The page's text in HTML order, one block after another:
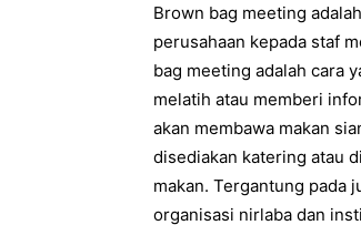
Brown bag meeting
perusahaan kepada staf
bag meeting adalah cara
melatih atau memberi
akan membawa makan
disediakan katering atau
makan. Tergantung pada
organisasi nirlaba dan